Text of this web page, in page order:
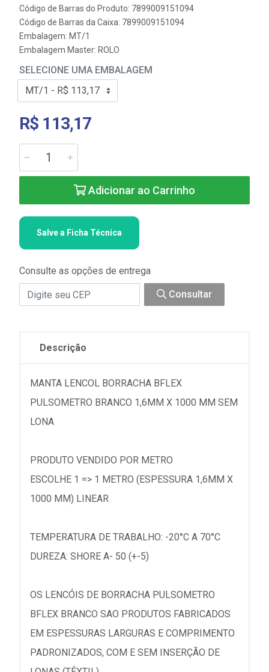
Código de Barras do Produto: 7899009151094
Código de Barras da Caixa: 7899009151094
Embalagem: MT/1
Embalagem Master: ROLO
SELECIONE UMA EMBALAGEM
R$ 113,17
Adicionar ao Carrinho
Salve a Ficha Técnica
Consulte as opções de entrega
Consultar
Descrição
MANTA LENCOL BORRACHA BFLEX
PULSOMETRO BRANCO 1,6MM X 1000 MM SEM
LONA
PRODUTO VENDIDO POR METRO
ESCOLHE 1 => 1 METRO (ESPESSURA 1,6MM X
1000 MM) LINEAR
TEMPERATURA DE TRABALHO: -20°C A 70°C
DUREZA: SHORE A- 50 (+-5)
OS LENCÓIS DE BORRACHA PULSOMETRO
BFLEX BRANCO SAO PRODUTOS FABRICADOS
EM ESPESSURAS LARGURAS E COMPRIMENTO
PADRONIZADOS, COM E SEM INSERÇÃO DE